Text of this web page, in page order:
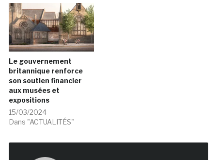
Le gouvernement
britannique renforce
son soutien financier
aux musées et
expositions
15/03/2024
Dans "ACTUALITÉS"